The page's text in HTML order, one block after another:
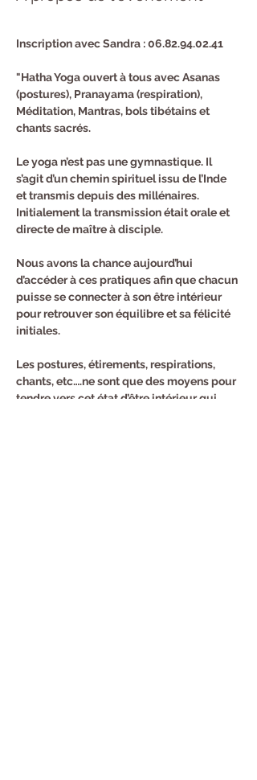
Inscription avec Sandra : 06.82.94.02.41
"Hatha Yoga ouvert à tous avec Asanas
(postures), Pranayama (respiration),
Méditation, Mantras, bols tibétains et
chants sacrés.
Le yoga n’est pas une gymnastique. Il
s’agit d’un chemin spirituel issu de l’Inde
et transmis depuis des millénaires.
Initialement la transmission était orale et
directe de maître à disciple.
Nous avons la chance aujourd’hui
d’accéder à ces pratiques afin que chacun
puisse se connecter à son être intérieur
pour retrouver son équilibre et sa félicité
initiales.
Les postures, étirements, respirations,
chants, etc….ne sont que des moyens pour
tendre vers cet état d’être intérieur qui